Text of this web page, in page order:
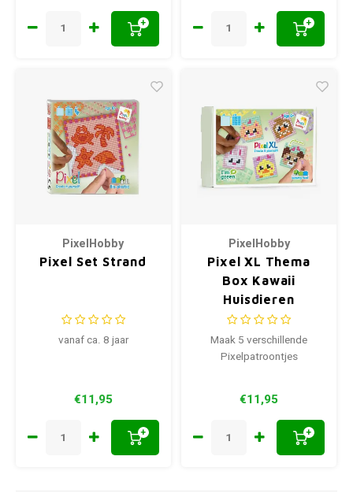
+ +
PixelHobby
Pixel Set Strand
vanaf ca. 8 jaar
€11,95
+
PixelHobby
Pixel XL Thema
Box Kawaii
Huisdieren
Maak 5 verschillende
Pixelpatroontjes
€11,95
+